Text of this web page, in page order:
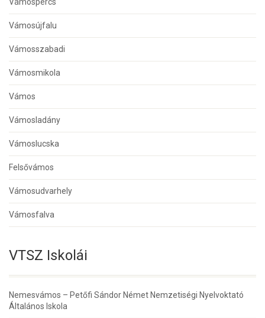
Vámosújfalu
Vámosszabadi
Vámosmikola
Vámos
Vámosladány
Vámoslucska
Felsővámos
Vámosudvarhely
Vámosfalva
VTSZ Iskolái
Nemesvámos – Petőfi Sándor Német Nemzetiségi Nyelvoktató
Általános Iskola